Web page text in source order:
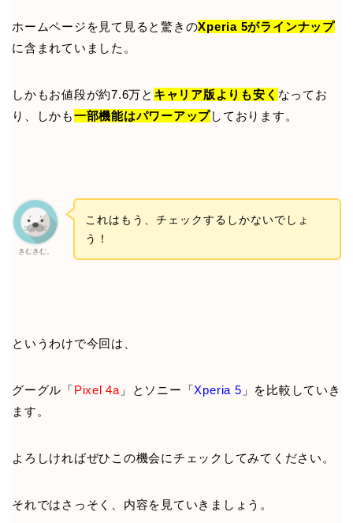
ホームページを見て見ると驚きのXperia 5がラインナップ
に含まれていました。
しかもお値段が約7.6万と キャリア版よりも安く なってお
り、しかも一部機能はパワーアップしております。
きむきむ。
これはもう、チェックするしかないでしょ
う！
というわけで今回は、
グーグル「Pixel 4a 」とソニー「Xperia 5 」を比較していき
ます。
よろしければぜひこの機会にチェックしてみてください。
それではさっそく、内容を見ていきましょう。